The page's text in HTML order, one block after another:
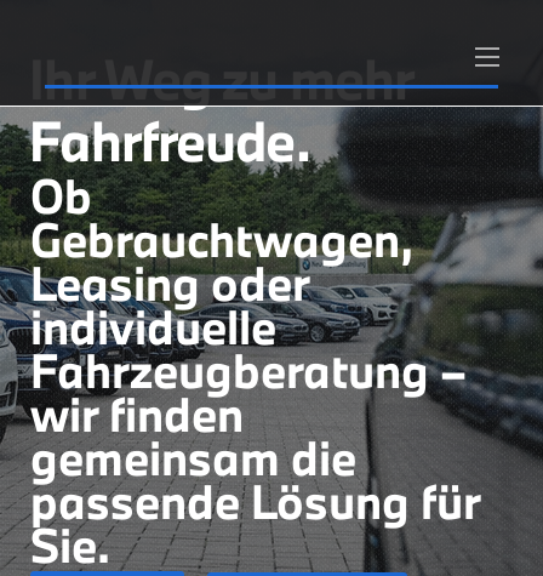
Ihr Weg zu mehr
Fahrfreude.
Ob
Gebrauchtwagen,
Leasing oder
individuelle
Fahrzeugberatung –
wir finden
gemeinsam die
passende Lösung für
Sie.